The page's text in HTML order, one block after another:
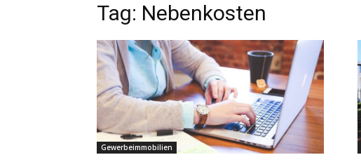
Tag: Nebenkosten
Gewerbeimmobilien